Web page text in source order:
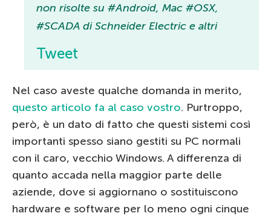
non risolte su #Android, Mac #OSX,
#SCADA di Schneider Electric e altri
Tweet
Nel caso aveste qualche domanda in merito,
questo articolo fa al caso vostro. Purtroppo,
però, è un dato di fatto che questi sistemi così
importanti spesso siano gestiti su PC normali
con il caro, vecchio Windows. A differenza di
quanto accada nella maggior parte delle
aziende, dove si aggiornano o sostituiscono
hardware e software per lo meno ogni cinque